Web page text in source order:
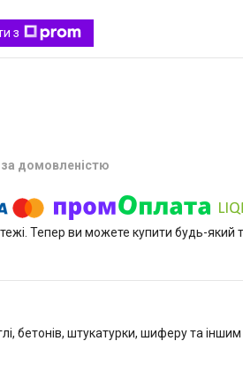
з
за домовленістю
Тепер ви можете купити будь-
бетонів, штукатурки, шиферу та